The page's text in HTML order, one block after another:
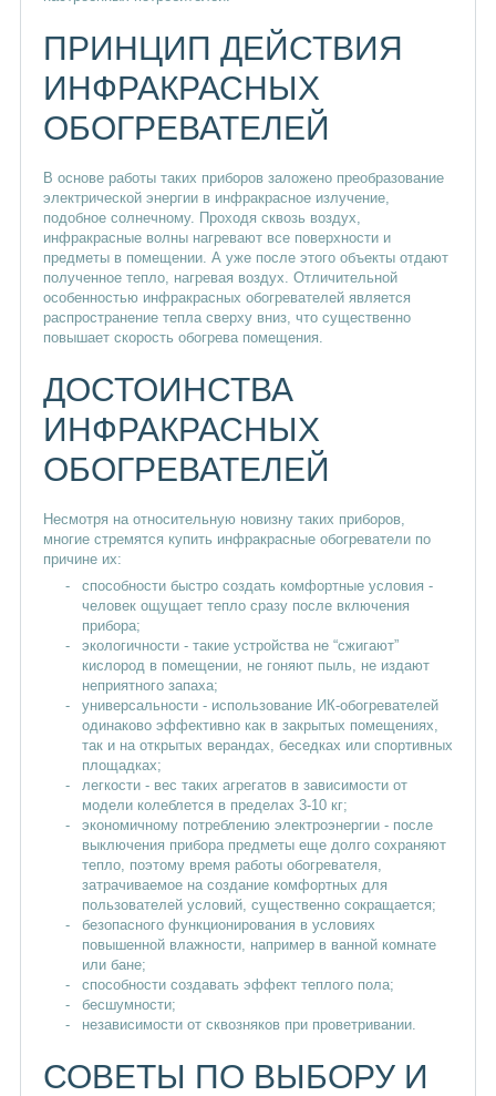
ПРИНЦИП ДЕЙСТВИЯ
ИНФРАКРАСНЫХ
ОБОГРЕВАТЕЛЕЙ
В основе работы таких приборов заложено преобразование
электрической энергии в инфракрасное излучение,
подобное солнечному. Проходя сквозь воздух,
инфракрасные волны нагревают все поверхности и
предметы в помещении. А уже после этого объекты отдают
полученное тепло, нагревая воздух. Отличительной
особенностью инфракрасных обогревателей является
распространение тепла сверху вниз, что существенно
повышает скорость обогрева помещения.
ДОСТОИНСТВА
ИНФРАКРАСНЫХ
ОБОГРЕВАТЕЛЕЙ
Несмотря на относительную новизну таких приборов,
многие стремятся купить инфракрасные обогреватели по
причине их:
способности быстро создать комфортные условия -
человек ощущает тепло сразу после включения
прибора;
экологичности - такие устройства не “сжигают”
кислород в помещении, не гоняют пыль, не издают
неприятного запаха;
универсальности - использование ИК-обогревателей
одинаково эффективно как в закрытых помещениях,
так и на открытых верандах, беседках или спортивных
площадках;
легкости - вес таких агрегатов в зависимости от
модели колеблется в пределах 3-10 кг;
экономичному потреблению электроэнергии - после
выключения прибора предметы еще долго сохраняют
тепло, поэтому время работы обогревателя,
затрачиваемое на создание комфортных для
пользователей условий, существенно сокращается;
безопасного функционирования в условиях
повышенной влажности, например в ванной комнате
или бане;
способности создавать эффект теплого пола;
бесшумности;
независимости от сквозняков при проветривании.
СОВЕТЫ ПО ВЫБОРУ И